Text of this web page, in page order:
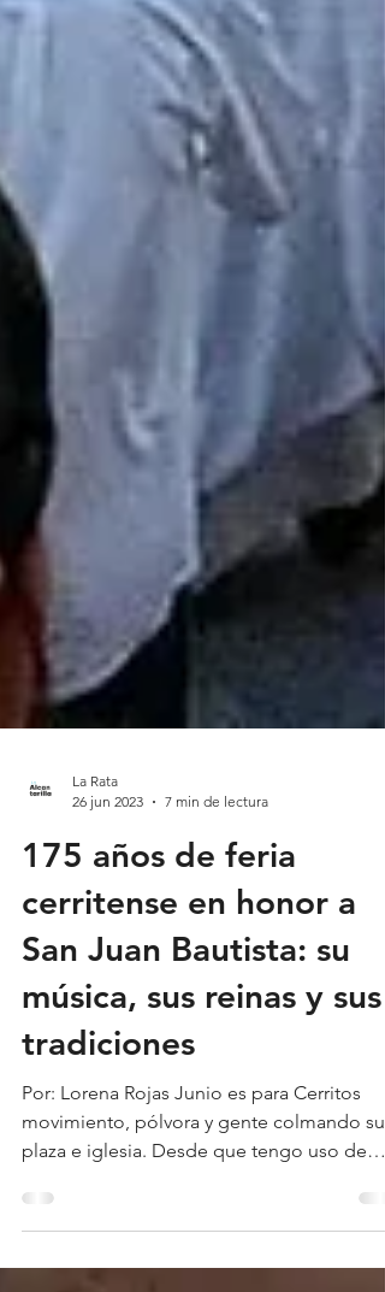
La Rata
26 jun 2023
7 min de lectura
175 años de feria
cerritense en honor a
San Juan Bautista: su
música, sus reinas y sus
tradiciones
Por: Lorena Rojas Junio es para Cerritos
movimiento, pólvora y gente colmando su